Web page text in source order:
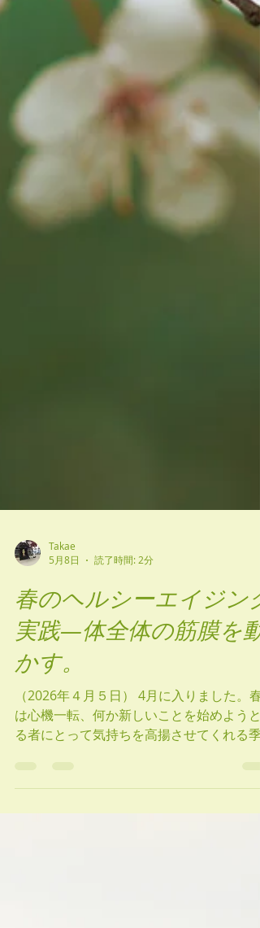
Takae
5月8日
読了時間: 2分
春のヘルシーエイジング
実践―体全体の筋膜を動
かす。
（2026年４月５日） 4月に入りました。春
る者にとって気持ちを高揚させてくれる季